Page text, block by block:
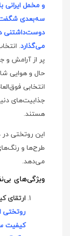
و مخمل ایرانی
سه‌بعدی
دوست‌داشتنی
می‌گذارد.
پر از آرامش و
حال و هوایی
انتخابی
جذابیت‌های
هستند.
این روتختی
طرح‌ها و
می‌دهد.
ویژگی‌های
ارتقای
روتختی
کیفیت